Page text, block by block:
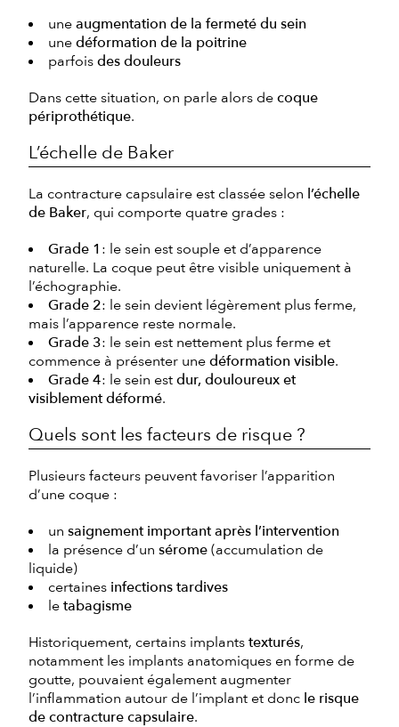
uneaugmentation de la fermeté du sein
unedéformation de la poitrine
parfoisdes douleurs
Dans cette situation, on parle alors decoque
périprothétique.
L’échelle de Baker
La contracture capsulaire est classée selon l’échelle
de Baker, qui comporte quatre grades :
Grade 1 : le sein est souple et d’apparence
naturelle. La coque peut être visible uniquement à
l’échographie.
Grade 2: le sein devient légèrement plus ferme,
mais l’apparence reste normale.
Grade 3: le sein est nettement plus ferme et
commence à présenter unedéformation visible.
Grade 4: le sein estdur, douloureux et
visiblement déformé.
Quels sont les facteurs de risque ?
Plusieurs facteurs peuvent favoriser l’apparition
d’une coque :
un saignement important après l’intervention
la présence d’un sérome(accumulation de
liquide)
certaines infections tardives
letabagisme
Historiquement, certains implantstexturés,
notamment les implants anatomiques en forme de
goutte, pouvaient également augmenter
l’inflammation autour de l’implant et donc le risque
de contracture capsulaire.